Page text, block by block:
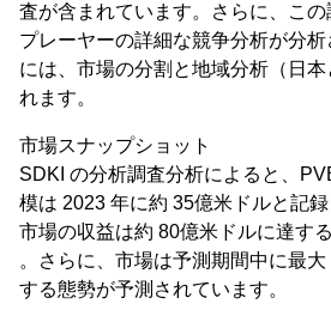
査が含まれています。さらに、こ
プレーヤーの詳細な競争分析が分
には、市場の分割と地域分析（日
れます。
市場スナップショット
SDKI の分析調査分析によると、
模は 2023 年に約 35億米ドルと記
市場の収益は約 80億米ドルに達す
。さらに、市場は予測期間中に最
する態勢が予測されています。